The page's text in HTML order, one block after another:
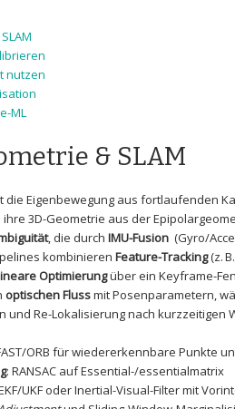
nutzen
ML
& SLAM
die Eigenbewegung aus‍ fortlaufenden
3D-Geometrie aus ​der
, die durch‌ IMU-Fusion (Gyro/
kombinieren Feature-Tracking(z.
Optimierungüber‌ ein Keyframe-
optischen Flussmit Posenparametern,
und Re-Lokalisierung nach kurzzeitigen
ORB ⁤für⁣ wiedererkennbare Punkte
: RANSAC auf ‍Essential-/essential­matrix
UKF oder Inertial-Visual-Filter mit⁤